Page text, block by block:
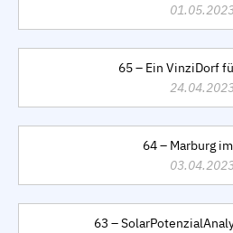
65 – Ein VinziDorf
64 – Marburg
63 –